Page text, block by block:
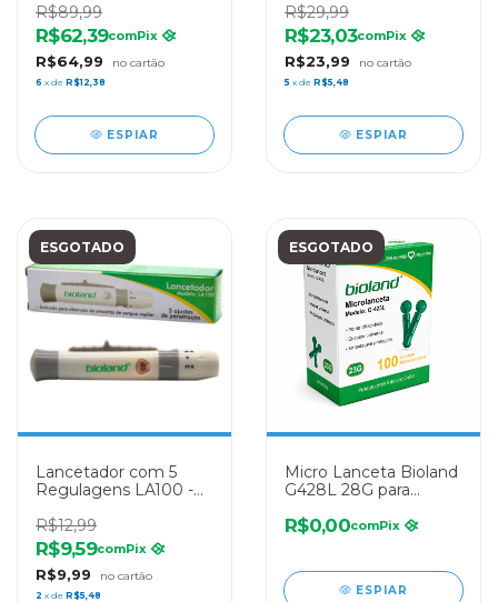
R$89,99
R$64,99
R$62,39comPix
6 x de R$12,38
ESPIAR
R$29,99
R$23,99
R$23,03comPix
5 x de R$5,48
ESPIAR
ESGOTADO
Lancetador com 5
Regulagens LA100 -
R$12,99
R$9,99
R$9,59comPix
2 x de R$5,48
ESGOTADO
Micro Lanceta Bioland
G428L 28G para
com 100 Unidades
R$0,00comPix
ESPIAR